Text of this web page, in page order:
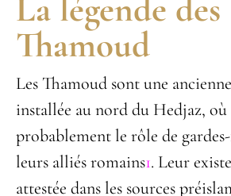
La légende des
Thamoud
Les Thamoud sont une
installée au nord du Hedjaz,
probablement le rôle de
leurs alliés romains1. Leur
attestée dans les sources